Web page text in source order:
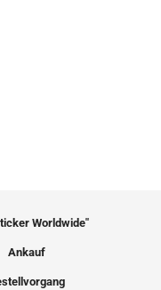
Worldwide"
Ankauf